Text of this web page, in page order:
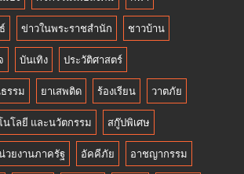
ข่าวในพระราชสำนัก ชาวบ้าน
บันเทิง ประวัติศาสตร์
รรม ยาเสพติด ร้องเรียน วาตภัย
นโลยี และนวัตกรรม สกู๊ปพิเศษ
วยงานภาครัฐ อัคคีภัย อาชญากรรม